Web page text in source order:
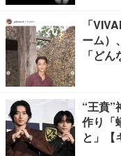
「
ーム）
「ど
“王賁”
作り「
と」【